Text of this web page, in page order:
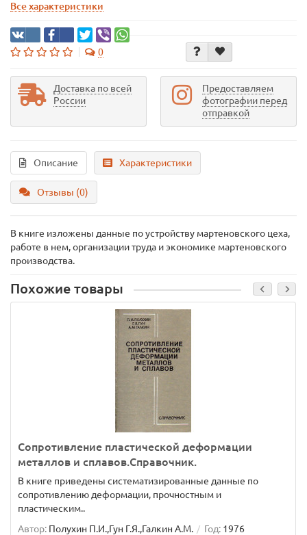
Все характеристики
0
Доставка по всей
России
Предоставляем
фотографии перед
отправкой
Описание Характеристики
Отзывы (0)
В книге изложены данные по устройству мартеновского цеха,
работе в нем, организации труда и экономике мартеновского
производства.
Похожие товары
Сопротивление пластической деформации
металлов и сплавов.Справочник.
В книге приведены систематизированные данные по
сопротивлению деформации, прочностным и
пластическим..
Автор: Полухин П.И.,Гун Г.Я.,Галкин А.М. Год: 1976